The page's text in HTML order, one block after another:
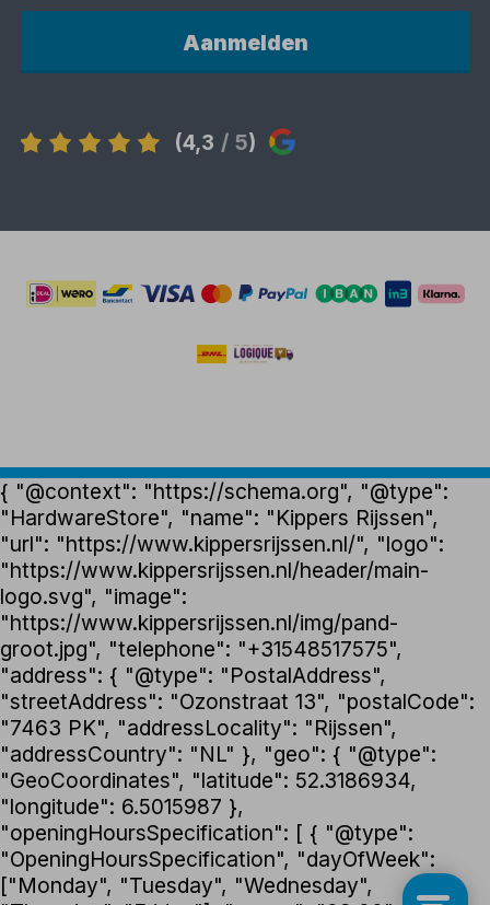
Aanmelden
(4,3 / 5)
{ "@context": "https://schema.org", "@type":
"HardwareStore", "name": "Kippers Rijssen",
"url": "https://www.kippersrijssen.nl/", "logo":
"https://www.kippersrijssen.nl/header/main-
logo.svg", "image":
"https://www.kippersrijssen.nl/img/pand-
groot.jpg", "telephone": "+31548517575",
"address": { "@type": "PostalAddress",
"streetAddress": "Ozonstraat 13", "postalCode":
"7463 PK", "addressLocality": "Rijssen",
"addressCountry": "NL" }, "geo": { "@type":
"GeoCoordinates", "latitude": 52.3186934,
"longitude": 6.5015987 },
"openingHoursSpecification": [ { "@type":
"OpeningHoursSpecification", "dayOfWeek":
["Monday", "Tuesday", "Wednesday",